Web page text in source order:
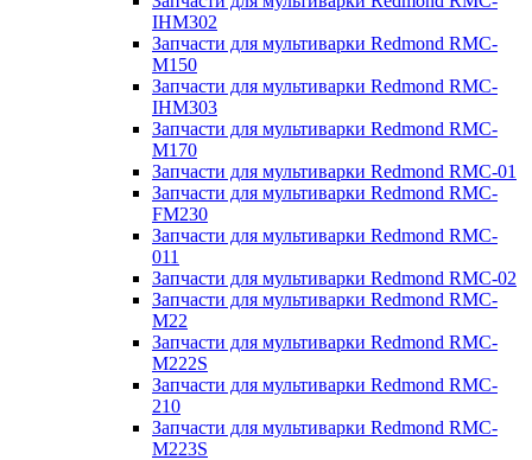
IHM302
Запчасти для мультиварки Redmond RMC-
M150
Запчасти для мультиварки Redmond RMC-
IHM303
Запчасти для мультиварки Redmond RMC-
M170
Запчасти для мультиварки Redmond RMC-01
Запчасти для мультиварки Redmond RMC-
FM230
Запчасти для мультиварки Redmond RMC-
011
Запчасти для мультиварки Redmond RMC-02
Запчасти для мультиварки Redmond RMC-
M22
Запчасти для мультиварки Redmond RMC-
M222S
Запчасти для мультиварки Redmond RMC-
210
Запчасти для мультиварки Redmond RMC-
M223S